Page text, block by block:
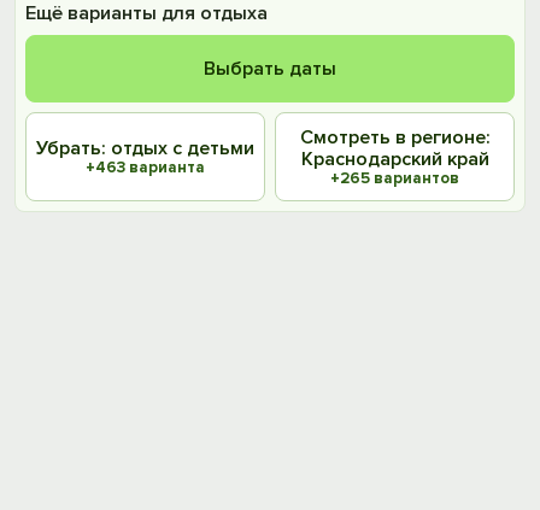
Ещё варианты для отдыха
Выбрать даты
Убрать: отдых с детьми
+463 варианта
Смотреть в регионе:
Краснодарский край
+265 вариантов